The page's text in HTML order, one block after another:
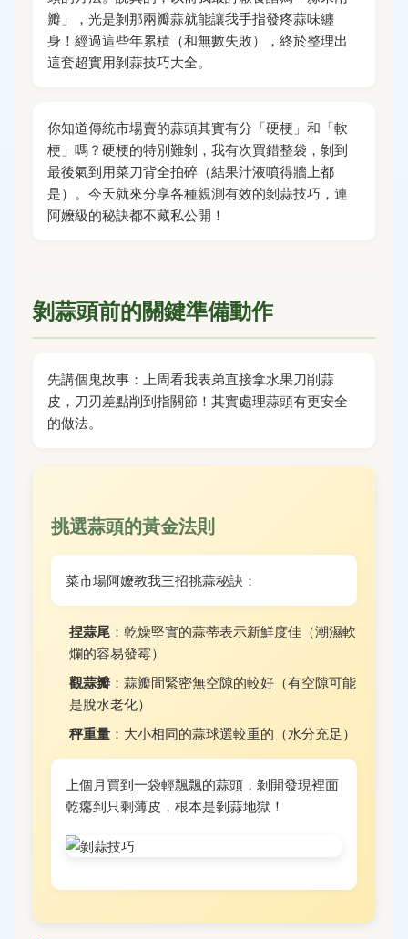
瓣」，光是剝那兩瓣蒜就能讓我手指發疼蒜味纏
身！經過這些年累積（和無數失敗），終於整理出
這套超實用剝蒜技巧大全。
你知道傳統市場賣的蒜頭其實有分「硬梗」和「軟
梗」嗎？硬梗的特別難剝，我有次買錯整袋，剝到
最後氣到用菜刀背全拍碎（結果汁液噴得牆上都
是）。今天就來分享各種親測有效的剝蒜技巧，連
阿嬤級的秘訣都不藏私公開！
剝蒜頭前的關鍵準備動作
先講個鬼故事：上周看我表弟直接拿水果刀削蒜
皮，刀刃差點削到指關節！其實處理蒜頭有更安全
的做法。
挑選蒜頭的黃金法則
菜市場阿嬤教我三招挑蒜秘訣：
捏蒜尾 ：乾燥堅實的蒜蒂表示新鮮度佳（潮濕軟
爛的容易發霉）
觀蒜瓣 ：蒜瓣間緊密無空隙的較好（有空隙可能
是脫水老化）
秤重量 ：大小相同的蒜球選較重的（水分充足）
上個月買到一袋輕飄飄的蒜頭，剝開發現裡面
乾癟到只剩薄皮，根本是剝蒜地獄！